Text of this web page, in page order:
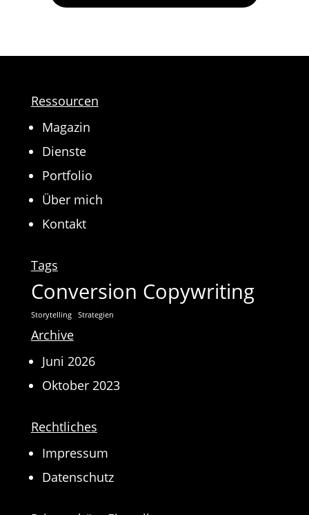
Ressourcen
Magazin
Dienste
Portfolio
Über mich
Kontakt
Tags
Conversion Copywriting
Storytelling Strategien
Archive
Juni 2026
Oktober 2023
Rechtliches
Impressum
Datenschutz